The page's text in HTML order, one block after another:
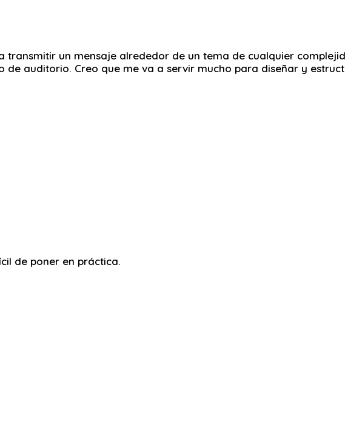
un mensaje alrededor de un tema de cualquier
auditorio. Creo que me va a servir mucho para diseñar y
de poner en práctica.